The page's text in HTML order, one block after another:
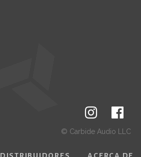
© Carbide Audio LLC
DISTRIBUIDORES ACERCA DE